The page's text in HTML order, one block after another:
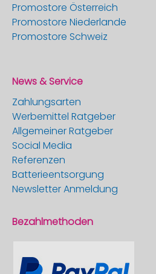
Promostore Österreich
Promostore Niederlande
Promostore Schweiz
News & Service
Zahlungsarten
Werbemittel Ratgeber
Allgemeiner Ratgeber
Social Media
Referenzen
Batterieentsorgung
Newsletter Anmeldung
Bezahlmethoden